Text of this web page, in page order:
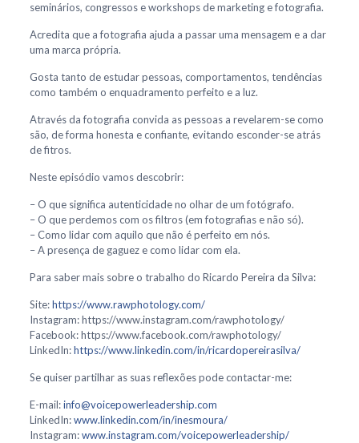
seminários, congressos e workshops de marketing e fotografia.
Acredita que a fotografia ajuda a passar uma mensagem e a dar
uma marca própria.
Gosta tanto de estudar pessoas, comportamentos, tendências
como também o enquadramento perfeito e a luz.
Através da fotografia convida as pessoas a revelarem-se como
são, de forma honesta e confiante, evitando esconder-se atrás
de fitros.
Neste episódio vamos descobrir:
– O que significa autenticidade no olhar de um fotógrafo.
– O que perdemos com os filtros (em fotografias e não só).
– Como lidar com aquilo que não é perfeito em nós.
– A presença de gaguez e como lidar com ela.
Para saber mais sobre o trabalho do Ricardo Pereira da Silva:
Site:https://www.rawphotology.com/
Instagram: https://www.instagram.com/rawphotology/
Facebook: https://www.facebook.com/rawphotology/
LinkedIn:https://www.linkedin.com/in/ricardopereirasilva/
Se quiser partilhar as suas reflexões pode contactar-me:
E-mail:info@voicepowerleadership.com
LinkedIn:www.linkedin.com/in/inesmoura/
Instagram:www.instagram.com/voicepowerleadership/